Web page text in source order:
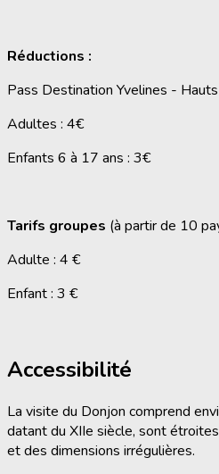
Réductions :
Pass Destination Yvelines -
Adultes : 4€
Enfants 6 à 17 ans : 3€
Tarifs groupes (à partir de 10
Adulte : 4 €
Enfant : 3 €
Accessibilité
La visite du Donjon comprend
datant du XIIe siècle, sont
et des dimensions irrégulières.